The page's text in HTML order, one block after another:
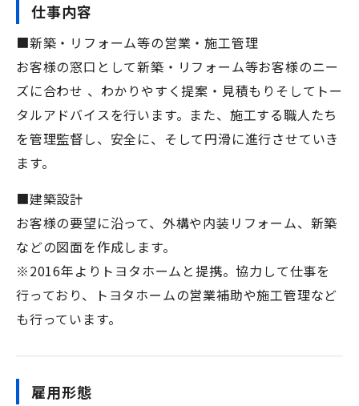
仕事内容
■新築・リフォーム等の営業・施工管理
お客様の窓口として新築・リフォーム等お客様のニー
ズに合わせ 、わかりやすく提案・見積もりそしてトー
タルアドバイスを行います。また、施工する職人たち
を管理監督し、安全に、そして円滑に進行させていき
ます。
■建築設計
お客様の要望に沿って、外構や内装リフォーム、新築
などの図面を作成します。
※2016年よりトヨタホームと提携。協力して仕事を
行っており、トヨタホームの営業補助や施工管理など
も行っています。
雇用形態